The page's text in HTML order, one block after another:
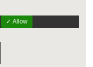
✓ Allow